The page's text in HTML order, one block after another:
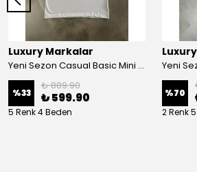
Luxury Markalar
Yeni Sezon Casual Basic Mini Logo Classic T-shirt
%33
₺ 889.90
₺ 599.90
5 Renk 4 Beden
%70
2 Renk